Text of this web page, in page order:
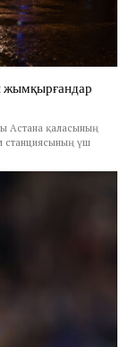
жымқырғандар
Астана қаласының
станциясының үш